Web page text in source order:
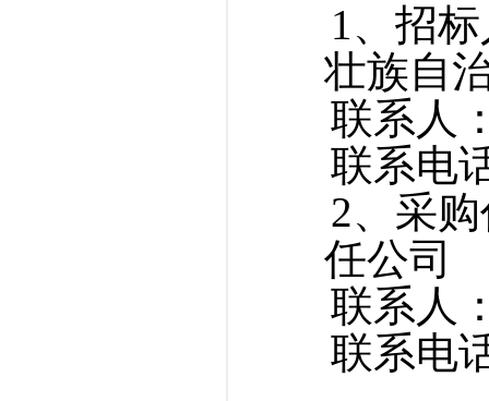
1、招
壮族自
联系人
联系电
2、采
任公司
联系人
联系电